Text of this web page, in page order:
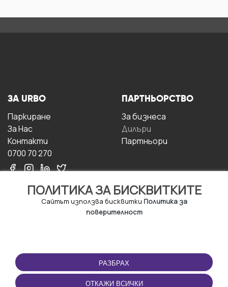
ПОЛИТИКА ЗА БИСКВИТКИТЕ
Сайтът използва бисквитки Политика за
поверителност
РАЗБРАХ
ОТКАЖИ ВСИЧКИ
ЗА URBO
Паркиране
За Hас
Контакти
0700 70 270
ПАРТНЬОРСТВО
За бизнесa
Дилъри
Партньори
ПОЛЗВАНЕ
Правила и условия за
ползване
ПРИЛОЖЕНИЕТО